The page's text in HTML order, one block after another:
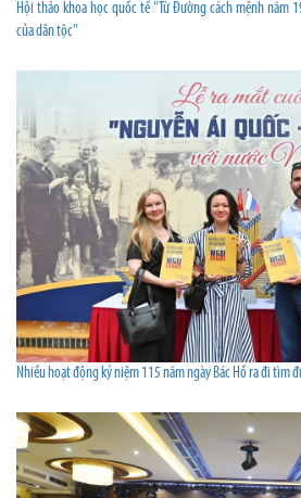
Hội thảo khoa học quốc tế "Từ Đường cách mệnh năm
của dân tộc"
Nhiều hoạt động kỷ niệm 115 năm ngày Bác Hồ ra đi tìm